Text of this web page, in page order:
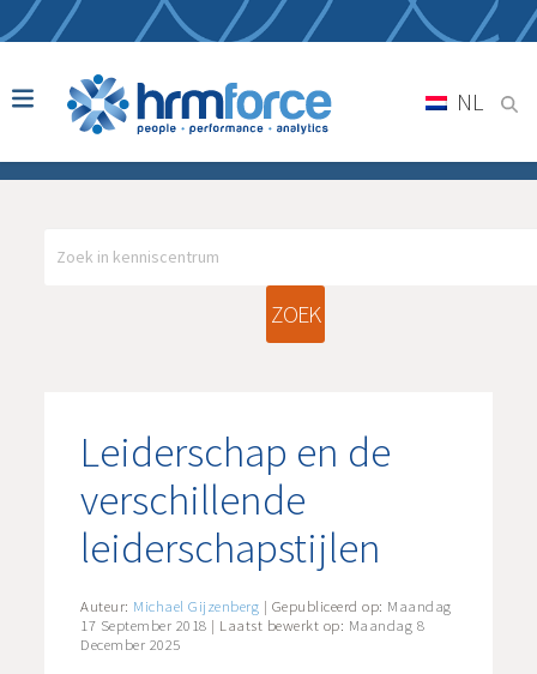
NL
ZOEK
Leiderschap en de
verschillende
leiderschapstijlen
Auteur: Michael Gijzenberg | Gepubliceerd op: Maandag
17 September 2018 | Laatst bewerkt op: Maandag 8
December 2025